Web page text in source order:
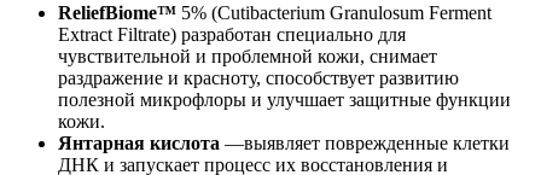
ReliefBiome™ 5% (Cutibacterium Granulosum Ferment
Extract Filtrate) разработан специально для
чувствительной и проблемной кожи, снимает
раздражение и красноту, способствует развитию
полезной микрофлоры и улучшает защитные функции
кожи.
Янтарная кислота —выявляет поврежденные клетки
ДНК и запускает процесс их восстановления и